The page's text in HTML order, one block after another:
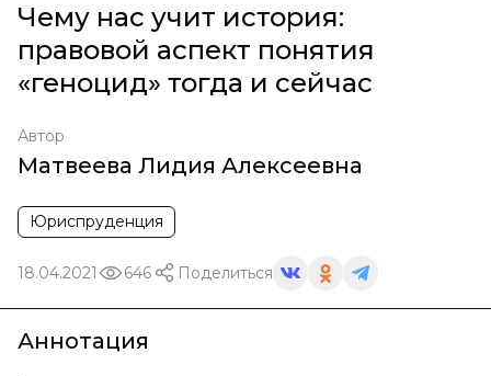
Чему нас учит история:
правовой аспект понятия
«геноцид» тогда и сейчас
Автор
Матвеева Лидия Алексеевна
Юриспруденция
18.04.2021 646 Поделиться
Аннотация